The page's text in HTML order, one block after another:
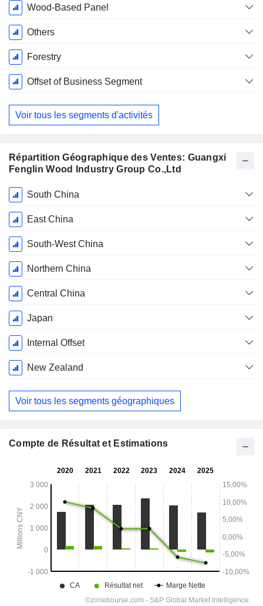
Période
Fiscale:
Décembre
Wood-Based Panel
Others
Forestry
Offset of Business Segment
Voir tous les segments d'activités
Répartition Géographique des Ventes: Guangxi
Fenglin Wood Industry Group Co.,Ltd
Période
Fiscale:
Décembre
South China
East China
South-West China
Northern China
Central China
Japan
Internal Offset
New Zealand
Voir tous les segments géographiques
Compte de Résultat et Estimations